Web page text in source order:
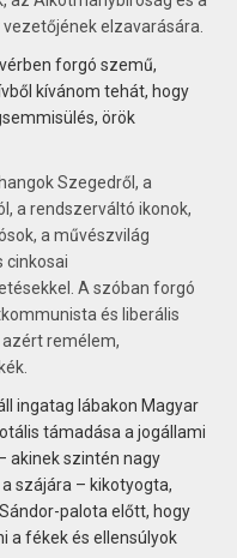
elzavarására.
forgó szemű,
kívánom tehát, hogy
örök
Szegedről, a
a rendszerváltó ikonok,
a művészvilág
cinkosai
A szóban forgó
és liberális
azért remélem,
ingatag lábakon Magyar
támadása a jogállami
akinek szintén nagy
szájára – kikotyogta,
palota előtt, hogy
a fékek és ellensúlyok